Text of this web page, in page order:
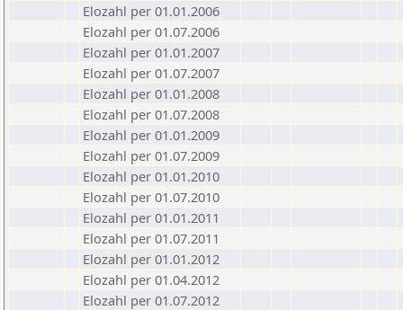
Elozahl per 01.01.2006
Elozahl per 01.07.2006
Elozahl per 01.01.2007
Elozahl per 01.07.2007
Elozahl per 01.01.2008
Elozahl per 01.07.2008
Elozahl per 01.01.2009
Elozahl per 01.07.2009
Elozahl per 01.01.2010
Elozahl per 01.07.2010
Elozahl per 01.01.2011
Elozahl per 01.07.2011
Elozahl per 01.01.2012
Elozahl per 01.04.2012
Elozahl per 01.07.2012